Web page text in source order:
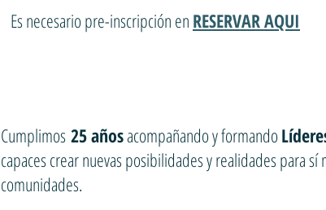
Es necesario pre-inscripción en RESERVAR AQUI
Cumplimos 25 añosacompañando y formando
capaces crear nuevas posibilidades y realidades para
comunidades.